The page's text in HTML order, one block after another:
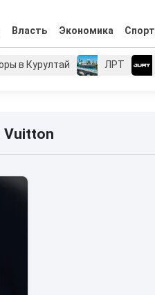
Власть Экономика Спорт
в Курултай ЛРТ
Vuitton